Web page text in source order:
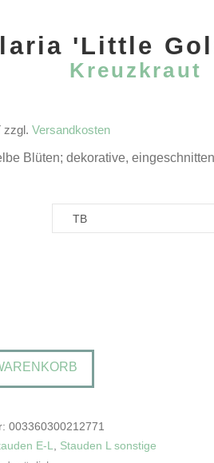
'Little
Kreuzkraut
zzgl. Versandkosten
Blüten; dekorative,
003360300212771
E-L Stauden L sonstige